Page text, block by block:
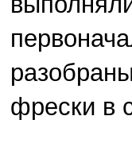
фрески в